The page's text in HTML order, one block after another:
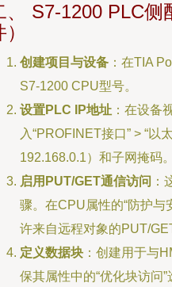
、 S7-1200 PLC侧
创建项目与设备 ：在TIA
S7-1200 CPU型号。
设置PLC IP地址 ：在设备
入“PROFINET接口” > “以
192.168.0.1）和子网掩码。
启用PUT/GET通信访问 ：
骤。在CPU属性的“防护与
许来自远程对象的PUT/
定义数据块 ：创建用于与
保其属性中的“优化块访问”